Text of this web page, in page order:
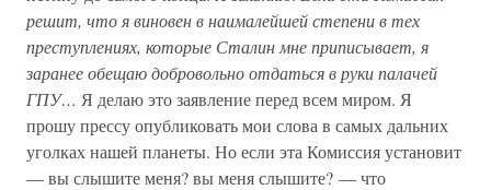
решит, что я виновен в наималейшей степени в тех
преступлениях, которые Сталин мне приписывает, я
заранее обещаю добровольно отдаться в руки палачей
ГПУ… Я делаю это заявление перед всем миром. Я
прошу прессу опубликовать мои слова в самых дальних
уголках нашей планеты. Но если эта Комиссия установит
— вы слышите меня? вы меня слышите? — что